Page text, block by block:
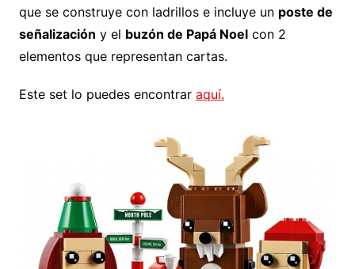
que se construye con ladrillos e incluye un poste de
señalización y el buzón de Papá Noelcon 2
elementos que representan cartas.
Este set lo puedes encontrar aquí.